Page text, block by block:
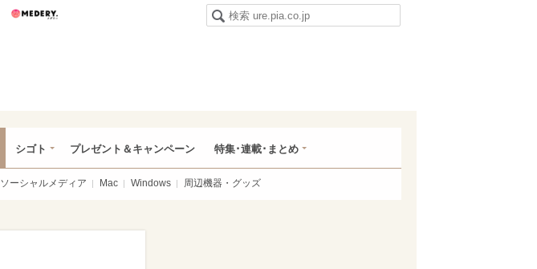
うまい肉
シゴト プレゼント＆キャンペーン 特集･連載･まとめ
ソーシャルメディア Mac Windows 周辺機器・グッズ